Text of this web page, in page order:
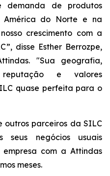
demanda de produtos
América do Norte e na
crescimento com a
disse Esther Berrozpe,
"Sua geografia,
reputação e valores
quase perfeita para o
outros parceiros da SILC
seus negócios usuais
com a Attindas
meses.